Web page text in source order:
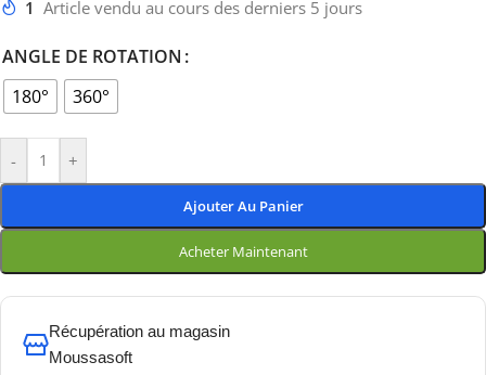
1 Article vendu au cours des derniers 5 jours
ANGLE DE ROTATION
180°
360°
- +
Ajouter Au Panier
Acheter Maintenant
Récupération au magasin
Moussasoft